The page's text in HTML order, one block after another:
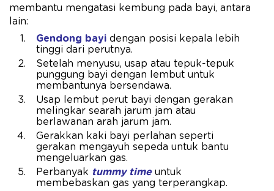
membantu mengatasi kembung pada bayi, antara
lain:
Gendong bayi dengan posisi kepala lebih
tinggi dari perutnya.
Setelah menyusu, usap atau tepuk-tepuk
punggung bayi dengan lembut untuk
membantunya bersendawa.
Usap lembut perut bayi dengan gerakan
melingkar searah jarum jam atau
berlawanan arah jarum jam.
Gerakkan kaki bayi perlahan seperti
gerakan mengayuh sepeda untuk bantu
mengeluarkan gas.
Perbanyak tummy timeuntuk
membebaskan gas yang terperangkap.